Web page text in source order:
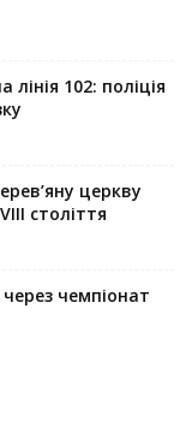
102: поліція
церкву
століття
чемпіонат